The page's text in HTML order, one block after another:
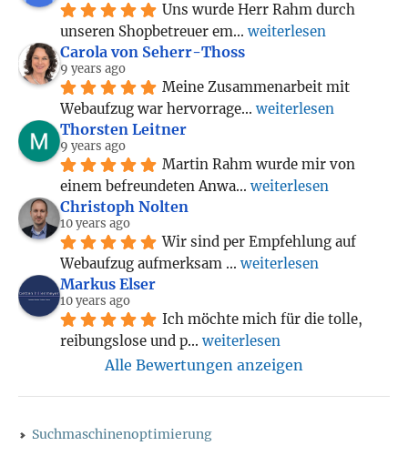
Uns wurde Herr Rahm durch
unseren Shopbetreuer em... weiterlesen
Carola von Seherr-Thoss
9 years ago
Meine Zusammenarbeit mit
Webaufzug war hervorrage... weiterlesen
Thorsten Leitner
9 years ago
Martin Rahm wurde mir von
einem befreundeten Anwa... weiterlesen
Christoph Nolten
10 years ago
Wir sind per Empfehlung auf
Webaufzug aufmerksam ... weiterlesen
Markus Elser
10 years ago
Ich möchte mich für die tolle,
reibungslose und p... weiterlesen
Alle Bewertungen anzeigen
Suchmaschinenoptimierung